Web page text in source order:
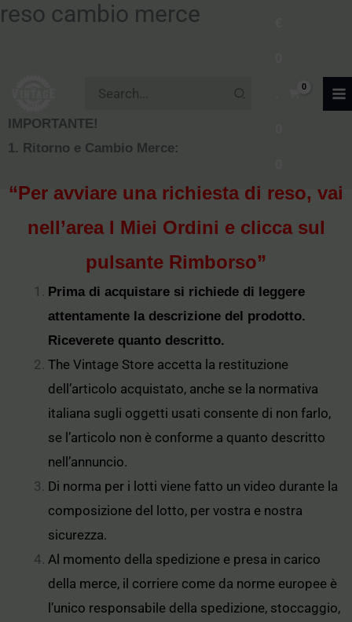
Vai
per:
reso cambio merce
IMPORTANTE!
1. Ritorno e Cambio Merce:
“Per avviare una richiesta di reso, vai
nell’area I Miei Ordini e clicca sul
pulsante Rimborso”
Prima di acquistare si richiede di leggere
attentamente la descrizione del prodotto.
Riceverete quanto descritto.
The Vintage Store accetta la restituzione
dell’articolo acquistato, anche se la normativa
italiana sugli oggetti usati consente di non farlo,
se l’articolo non è conforme a quanto descritto
nell’annuncio.
Di norma per i lotti viene fatto un video durante la
composizione del lotto, per vostra e nostra
sicurezza.
Al momento della spedizione e presa in carico
della merce, il corriere come da norme europee è
l’unico responsabile della spedizione, stoccaggio,